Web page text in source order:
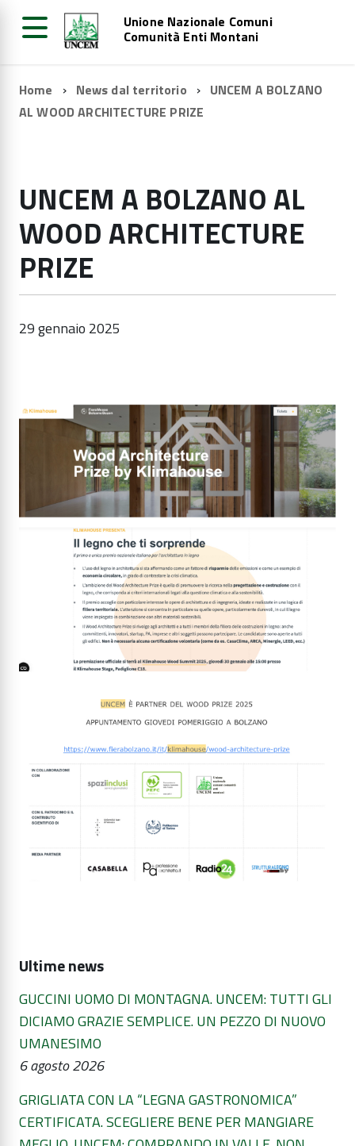
Unione Nazionale Comuni
Comunità Enti Montani
Home News dal territorio
UNCEM A BOLZANO
AL WOOD ARCHITECTURE PRIZE
UNCEM A BOLZANO AL
WOOD ARCHITECTURE
PRIZE
29 gennaio 2025
Ultime news
GUCCINI UOMO DI MONTAGNA. UNCEM: TUTTI GLI
DICIAMO GRAZIE SEMPLICE. UN PEZZO DI NUOVO
UMANESIMO
6 agosto 2026
GRIGLIATA CON LA “LEGNA GASTRONOMICA”
CERTIFICATA. SCEGLIERE BENE PER MANGIARE